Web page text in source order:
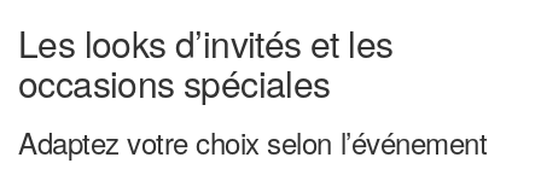
Les looks d’invités et les
occasions spéciales
Adaptez votre choix selon l’événement